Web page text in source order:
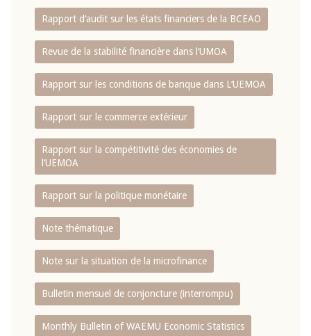
Rapport d‘audit sur les états financiers de la BCEAO
Revue de la stabilité financière dans l‘UMOA
Rapport sur les conditions de banque dans L‘UEMOA
Rapport sur le commerce extérieur
Rapport sur la compétitivité des économies de
l‘UEMOA
Rapport sur la politique monétaire
Note thématique
Note sur la situation de la microfinance
Bulletin mensuel de conjoncture (interrompu)
Monthly Bulletin of WAEMU Economic Statistics